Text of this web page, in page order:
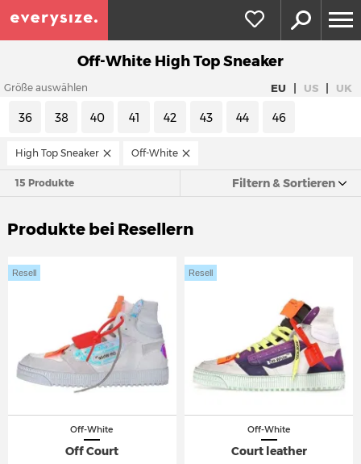
Off-White High Top Sneaker
Größe auswählen EU | US | UK
36 38 40 41 42 43 44 46
High Top Sneaker Off-White
15 Produkte Filtern & Sortieren
Produkte bei Resellern
Off-White
Off Court
Resell
Off-White
Court leather
Resell